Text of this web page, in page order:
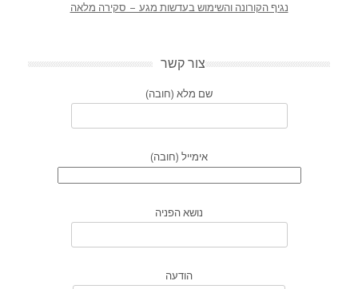
נגיף הקורונה והשימוש בעדשות מגע – סקירה מלאה
צור קשר
שם מלא (חובה)
אימייל (חובה)
נושא הפניה
הודעה